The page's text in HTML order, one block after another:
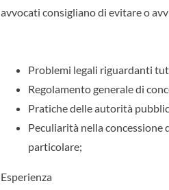
avvocati consigliano di evitare o
Problemi legali riguardanti
Regolamento generale di
Pratiche delle autorità
Peculiarità nella
particolare;
Esperienza